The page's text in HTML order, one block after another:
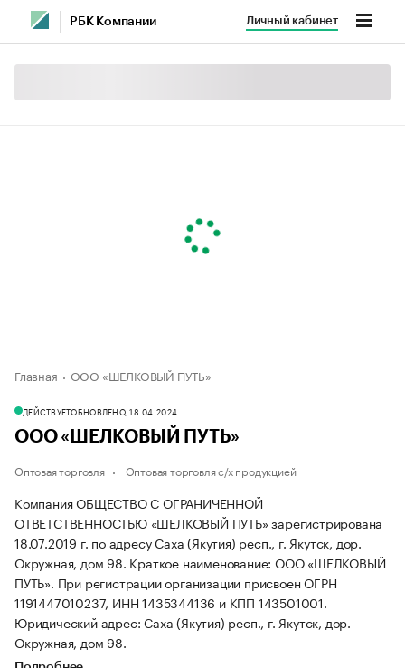
РБК Компании Личный кабинет
Главная ООО «ШЕЛКОВЫЙ ПУТЬ»
ДЕЙСТВУЕТОБНОВЛЕНО, 18.04.2024
ООО «ШЕЛКОВЫЙ ПУТЬ»
Оптовая торговля Оптовая торговля с/х продукцией
Компания ОБЩЕСТВО С ОГРАНИЧЕННОЙ
ОТВЕТСТВЕННОСТЬЮ «ШЕЛКОВЫЙ ПУТЬ» зарегистрирована
18.07.2019 г. по адресу Саха (Якутия) респ., г. Якутск, дор.
Окружная, дом 98. Краткое наименование: ООО «ШЕЛКОВЫЙ
ПУТЬ». При регистрации организации присвоен ОГРН
1191447010237, ИНН 1435344136 и КПП 143501001.
Юридический адрес: Саха (Якутия) респ., г. Якутск, дор.
Окружная, дом 98.